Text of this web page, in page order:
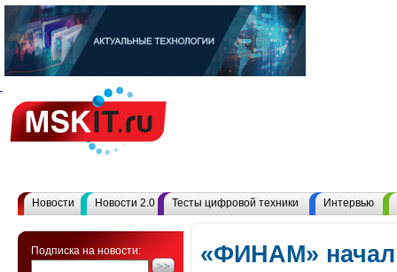
Новости Новости 2.0 Тесты цифровой техники Интервью
Подписка на новости:
«ФИНАМ» начал